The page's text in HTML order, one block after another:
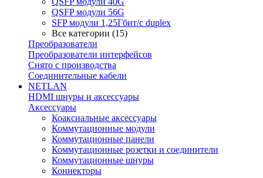
QSFP модули 56G
SFP модули 1,25Гбит/с duplex
Все категории (15)
Преобразователи
Преобразователи интерфейсов
Снято с производства
Соединительные кабели
NETLAN
HDMI шнуры и аксессуары
Аксессуары
Коаксиальные аксессуары
Коммутационные модули
Коммутационные панели
Коммутационные розетки и соединители
Коммутационные шнуры
Коннекторы